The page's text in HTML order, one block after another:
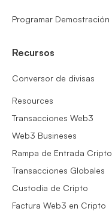
Programar Demostración
Recursos
Conversor de divisas
Resources
Transacciones Web3
Web3 Busineses
Rampa de Entrada Cripto
Transacciones Globales
Custodia de Cripto
Factura Web3 en Cripto